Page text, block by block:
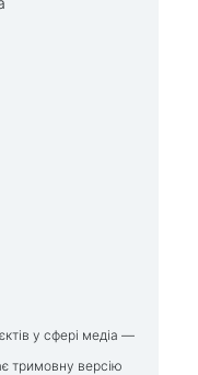
у сфері медіа —
тримовну версію